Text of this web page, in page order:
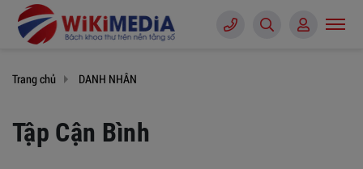
Trang chủ DANH NHÂN
Tập Cận Bình